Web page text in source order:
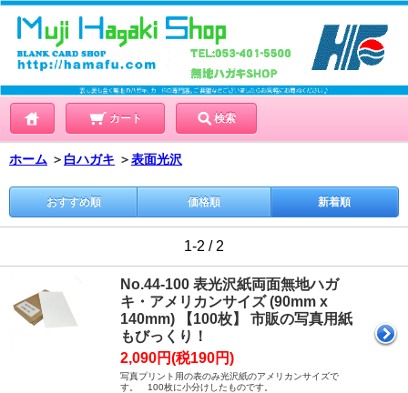
カート 検索
ホーム ＞ 白ハガキ ＞表面光沢
おすすめ順 価格順 新着順
1-2 / 2
No.44-100 表光沢紙両面無地ハガ
キ・アメリカンサイズ (90mm x
140mm) 【100枚】 市販の写真用紙
もびっくり！
2,090円(税190円)
写真プリント用の表のみ光沢紙のアメリカンサイズで
す。 100枚に小分けしたものです。